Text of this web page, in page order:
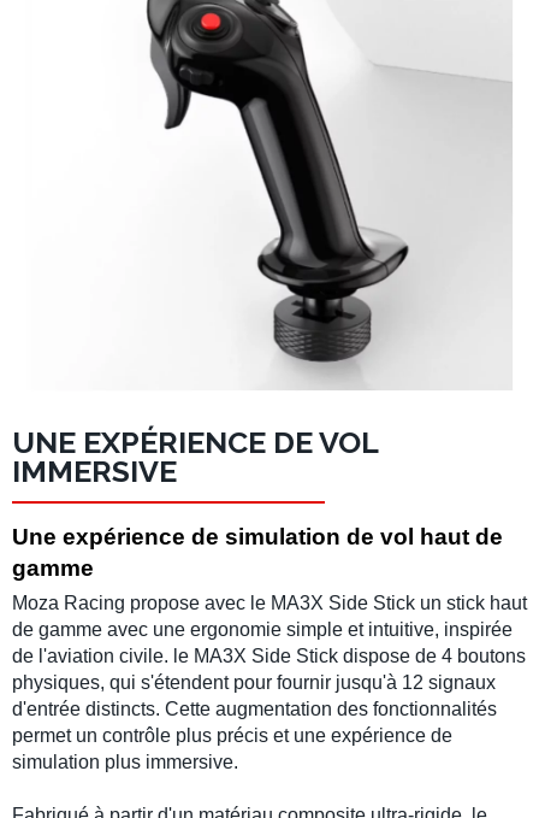
UNE EXPÉRIENCE DE VOL
IMMERSIVE
Une expérience de simulation de vol haut de
gamme
Moza Racing propose avec le MA3X Side Stick un stick haut
de gamme avec une ergonomie simple et intuitive, inspirée
de l'aviation civile. le MA3X Side Stick dispose de 4 boutons
physiques, qui s'étendent pour fournir jusqu'à 12 signaux
d'entrée distincts. Cette augmentation des fonctionnalités
permet un contrôle plus précis et une expérience de
simulation plus immersive.